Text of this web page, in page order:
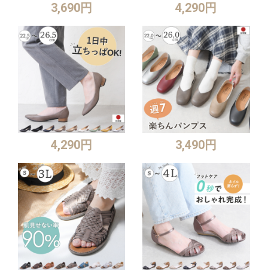
3,690円 4,290円
4,290円 3,490円